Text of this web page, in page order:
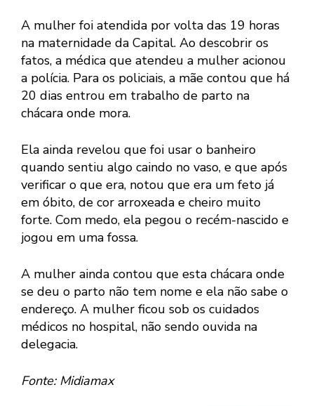
A mulher foi atendida por volta das 19 horas
na maternidade da Capital. Ao descobrir os
fatos, a médica que atendeu a mulher acionou
a polícia. Para os policiais, a mãe contou que há
20 dias entrou em trabalho de parto na
chácara onde mora.
Ela ainda revelou que foi usar o banheiro
quando sentiu algo caindo no vaso, e que após
verificar o que era, notou que era um feto já
em óbito, de cor arroxeada e cheiro muito
forte. Com medo, ela pegou o recém-nascido e
jogou em uma fossa.
A mulher ainda contou que esta chácara onde
se deu o parto não tem nome e ela não sabe o
endereço. A mulher ficou sob os cuidados
médicos no hospital, não sendo ouvida na
delegacia.
Fonte: Midiamax